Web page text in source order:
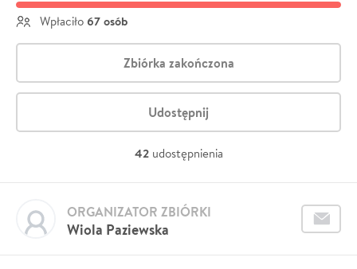
Wpłaciło 67 osób
Zbiórka zakończona
Udostępnij
42 udostępnienia
Wiola Paziewska
ORGANIZATOR ZBIÓRKI